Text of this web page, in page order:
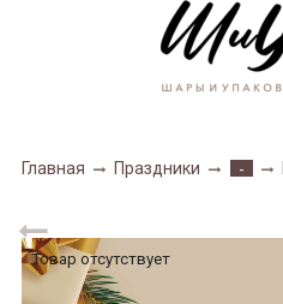
Главная Праздники -
Товар отсутствует